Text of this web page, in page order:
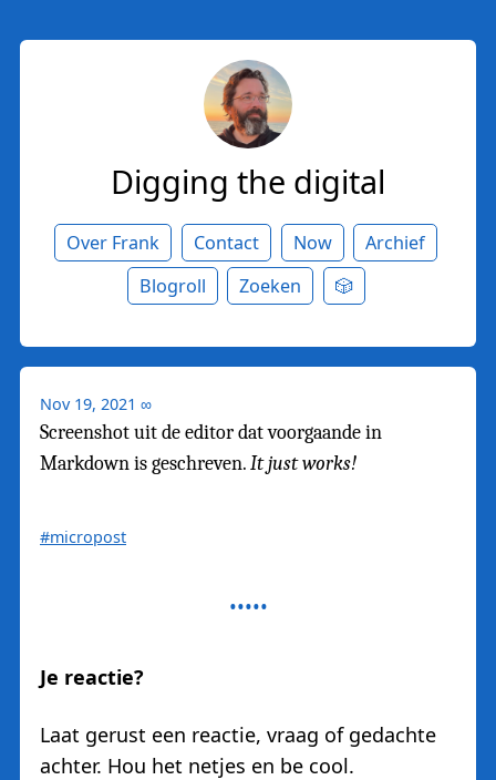
Digging the digital
Over Frank Contact Now
Archief
Blogroll
Zoeken 🎲
Nov 19, 2021 ∞
Screenshot uit de editor dat voorgaande in
Markdown is geschreven.It just works!
#micropost
Je reactie?
Laat gerust een reactie, vraag of gedachte
achter. Hou het netjes en be cool.